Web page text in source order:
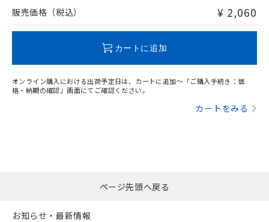
問い合わせください。
販売価格（税込） ¥ 2,060
カートに追加
オンライン購入における出荷予定日は、カートに追加～「ご購入手続き：価
格・納期の確認」画面にてご確認ください。
カートをみる
ページ先頭へ戻る
お知らせ・最新情報